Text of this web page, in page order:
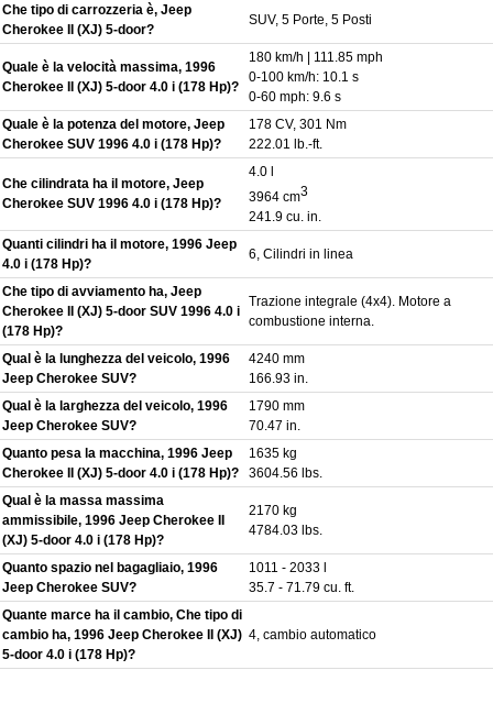
Che tipo di carrozzeria è, Jeep
Cherokee II (XJ) 5-door?
SUV, 5 Porte, 5 Posti
Quale è la velocità massima, 1996
Cherokee II (XJ) 5-door 4.0 i (178 Hp)?
180 km/h | 111.85 mph
0-100 km/h: 10.1 s
0-60 mph: 9.6 s
Quale è la potenza del motore, Jeep
Cherokee SUV 1996 4.0 i (178 Hp)?
178 CV, 301 Nm
222.01 lb.-ft.
Che cilindrata ha il motore, Jeep
Cherokee SUV 1996 4.0 i (178 Hp)?
4.0 l
3964 cm3
241.9 cu. in.
Quanti cilindri ha il motore, 1996 Jeep
4.0 i (178 Hp)?
6, Cilindri in linea
Che tipo di avviamento ha, Jeep
Cherokee II (XJ) 5-door SUV 1996 4.0 i
(178 Hp)?
Trazione integrale (4x4). Motore a
combustione interna.
Qual è la lunghezza del veicolo, 1996
Jeep Cherokee SUV?
4240 mm
166.93 in.
Qual è la larghezza del veicolo, 1996
Jeep Cherokee SUV?
1790 mm
70.47 in.
Quanto pesa la macchina, 1996 Jeep
Cherokee II (XJ) 5-door 4.0 i (178 Hp)?
1635 kg
3604.56 lbs.
Qual è la massa massima
ammissibile, 1996 Jeep Cherokee II
(XJ) 5-door 4.0 i (178 Hp)?
2170 kg
4784.03 lbs.
Quanto spazio nel bagagliaio, 1996
Jeep Cherokee SUV?
1011 - 2033 l
35.7 - 71.79 cu. ft.
Quante marce ha il cambio, Che tipo di
cambio ha, 1996 Jeep Cherokee II (XJ)
5-door 4.0 i (178 Hp)?
4, cambio automatico